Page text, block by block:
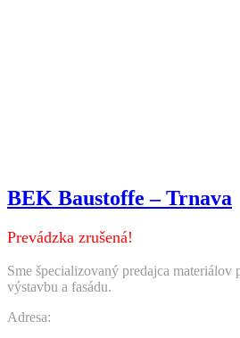
BEK Baustoffe – Trnava
Prevádzka zrušená!
Sme špecializovaný predajca materiálov
výstavbu a fasádu.
Adresa: